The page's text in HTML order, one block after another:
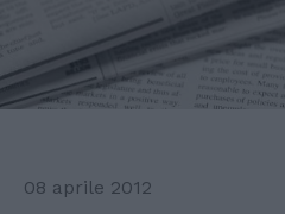
08 aprile 2012